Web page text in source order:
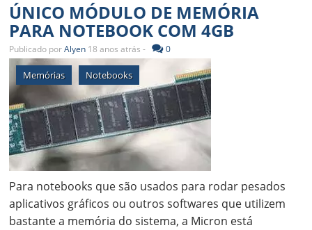
ÚNICO MÓDULO DE MEMÓRIA
PARA NOTEBOOK COM 4GB
Publicado porAlyen 18 anos atrás - 0
Memórias Notebooks
Para notebooks que são usados para rodar pesados
aplicativos gráficos ou outros softwares que utilizem
bastante a memória do sistema, a Micron está